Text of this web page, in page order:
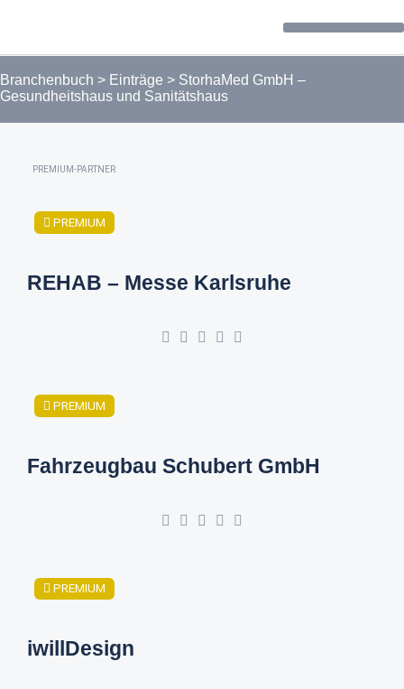
Branchenbuch > Einträge > StorhaMed GmbH –
Gesundheitshaus und Sanitätshaus
PREMIUM-PARTNER
PREMIUM
REHAB – Messe Karlsruhe
PREMIUM
Fahrzeugbau Schubert GmbH
PREMIUM
iwillDesign